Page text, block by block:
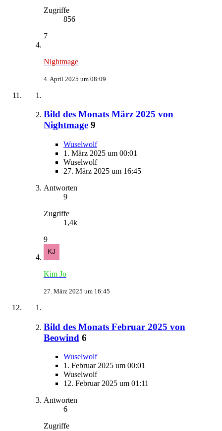
Zugriffe
856
7
Nightmage
4. April 2025 um 08:09
Bild des Monats März 2025 von
Nightmage 9
Wuselwolf
1. März 2025 um 00:01
Wuselwolf
27. März 2025 um 16:45
Antworten
9
Zugriffe
1,4k
9
Kim Jo
27. März 2025 um 16:45
Bild des Monats Februar 2025 von
Beowind 6
Wuselwolf
1. Februar 2025 um 00:01
Wuselwolf
12. Februar 2025 um 01:11
Antworten
6
Zugriffe